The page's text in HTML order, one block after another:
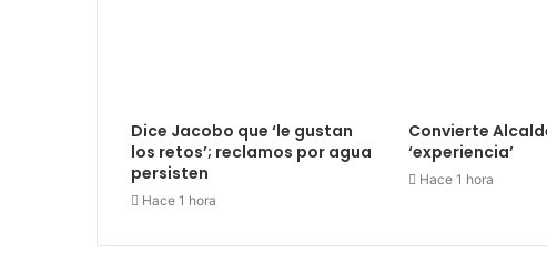
Dice Jacobo que ‘le gustan
los retos’; reclamos por agua
persisten
Hace 1 hora
Convierte
‘experiencia’
Hace 1 hora